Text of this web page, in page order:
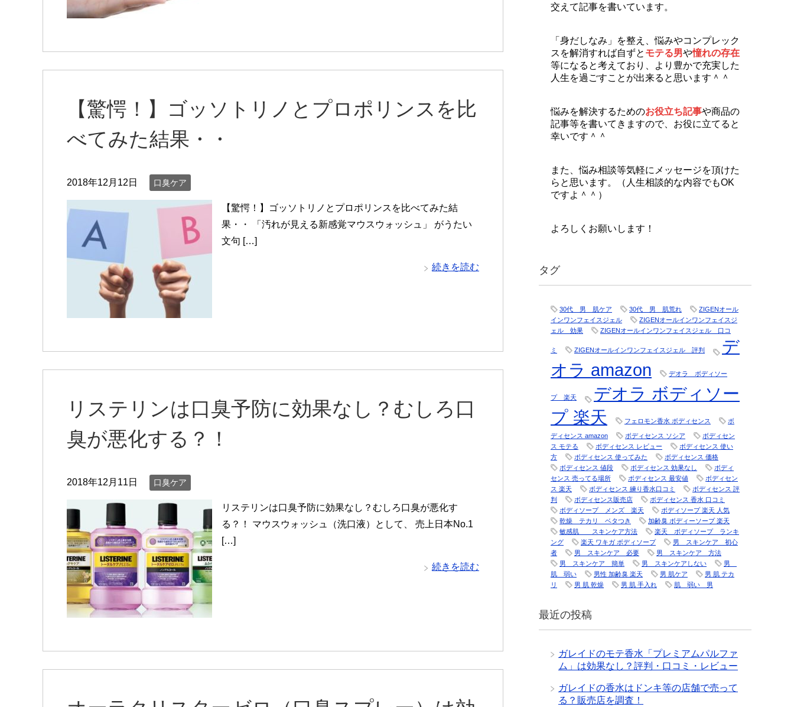
【驚愕！】ゴッソトリノとプロポリンスを比
べてみた結果・・
2018年12月12日 口臭ケア
【驚愕！】ゴッソトリノとプロポリンスを比べてみた結
果・・ 「汚れが見える新感覚マウスウォッシュ」 がうたい
文句 […]
続きを読む
リステリンは口臭予防に効果なし？むしろ口
臭が悪化する？！
2018年12月11日 口臭ケア
リステリンは口臭予防に効果なし？むしろ口臭が悪化す
る？！ マウスウォッシュ（洗口液）として、 売上日本No.1
[…]
続きを読む
交えて記事を書いています。
「身だしなみ」を整え、悩みやコンプレック
スを解消すれば自ずと モテる男や憧れの存在
等になると考えており、より豊かで充実した
人生を過ごすことが出来ると思います＾＾
悩みを解決するためのお役立ち記事や商品の
記事等を書いてきますので、お役に立てると
幸いです＾＾
また、悩み相談等気軽にメッセージを頂けた
らと思います。（人生相談的な内容でもOK
ですよ＾＾）
よろしくお願いします！
タグ
30代 男 肌ケア 30代 男 肌荒れ
ZIGENオール
インワンフェイスジェル
ZIGENオールインワンフェイスジ
ェル 効果
ZIGENオールインワンフェイスジェル 口コ
ミ ZIGENオールインワンフェイスジェル 評判
デ
オラ amazon
デオラ ボディソー
プ 楽天
デオラ ボディソー
プ 楽天
フェロモン香水 ボディセンス ボ
ディセンス amazon ボディセンス ソシア
ボディセン
ス モテる
ボディセンス レビュー
ボディセンス 使い
方
ボディセンス 使ってみた
ボディセンス 価格
ボディセンス 値段
ボディセンス 効果なし
ボディ
センス 売ってる場所
ボディセンス 最安値
ボディセン
ス 楽天
ボディセンス 練り香水口コミ
ボディセンス 評
判
ボディセンス販売店
ボディセンス 香水 口コミ
ボディソープ メンズ 楽天
ボディソープ 楽天 人気
乾燥 テカリ ベタつき
加齢臭 ボディーソープ 楽天
敏感肌 スキンケア方法
楽天 ボディソープ ランキ
ング
楽天 ワキガ ボディソープ
男 スキンケア 初心
者
男 スキンケア 必要
男 スキンケア 方法
男 スキンケア 簡単
男 スキンケアしない
男
肌 弱い
男性 加齢臭 楽天 男 肌ケア
男 肌 テカ
リ
男 肌 乾燥 男 肌 手入れ 肌 弱い 男
最近の投稿
ガレイドのモテ香水「プレミアムパルファ
ム」は効果なし？評判・口コミ・レビュー
ガレイドの香水はドンキ等の店舗で売って
る？販売店を調査！